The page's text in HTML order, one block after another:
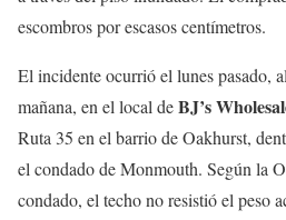
escombros por escasos centímetros.
El incidente ocurrió el lunes pasado,
mañana, en el local deBJ’s
Ruta 35 en el barrio de Oakhurst,
el condado de Monmouth. Según la
condado, el techo no resistió el peso